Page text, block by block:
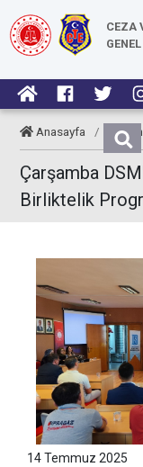
CEZA
Anasayfa /
Çarşamba
Birliktelik
14 Temmuz 2025